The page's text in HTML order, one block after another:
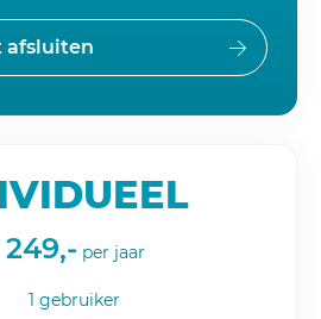
249,- per jaar
1 gebruiker
afsluiten